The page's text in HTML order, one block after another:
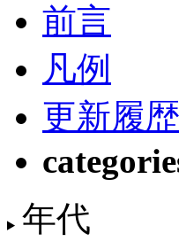
前言
凡例
更新履歴
年代